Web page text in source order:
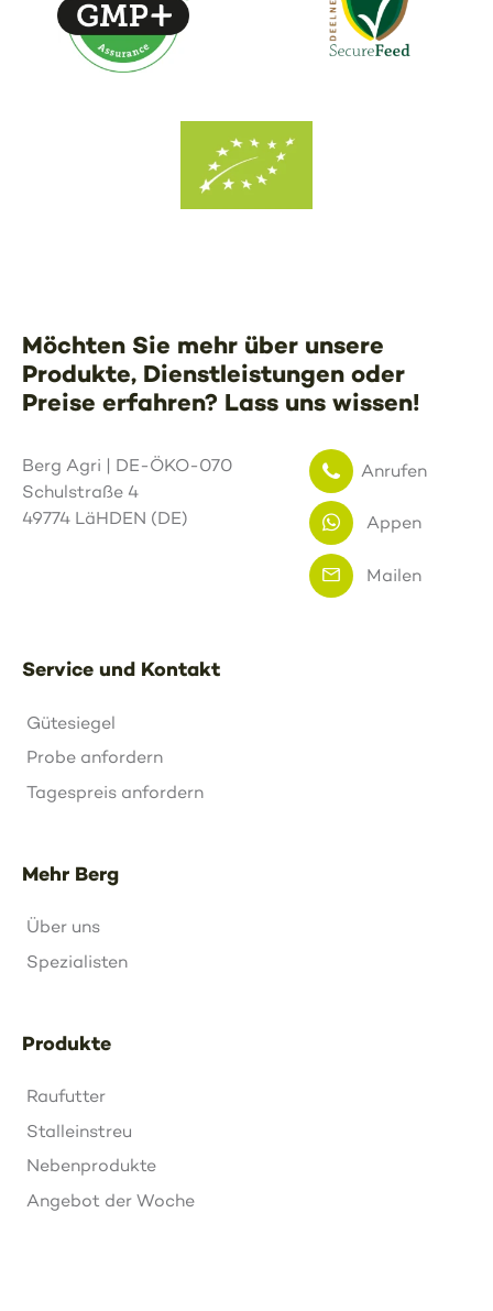
Service und Kontakt
Gütesiegel
Probe anfordern
Tagespreis anfordern
Mehr Berg
Über uns
Spezialisten
Produkte
Raufutter
Stalleinstreu
Nebenprodukte
Angebot der Woche
Möchten Sie mehr über unsere
Produkte, Dienstleistungen oder
Preise erfahren? Lass uns wissen!
Berg Agri | DE-ÖKO-070
Schulstraße 4
49774 LäHDEN (DE)
Anrufen
Appen
Mailen